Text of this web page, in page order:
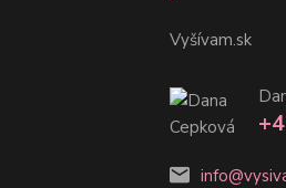
Vyšívam.sk